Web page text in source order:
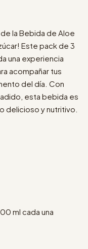
la Bebida de Aloe
Este pack de 3
una experiencia
acompañar tus
del día. Con
esta bebida es
delicioso y nutritivo.
ml cada una